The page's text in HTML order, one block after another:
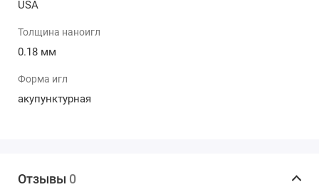
уровень скорости.
Металический корпус, мощный двигатель.
разрядки работает и от сети.
Регулируемая длина иглы от 0,25 до 2,5 мм.
иглы, на 36 игл.
USA
Толщина наноигл
0.18 мм
Форма игл
акупунктурная
Отзывы 0